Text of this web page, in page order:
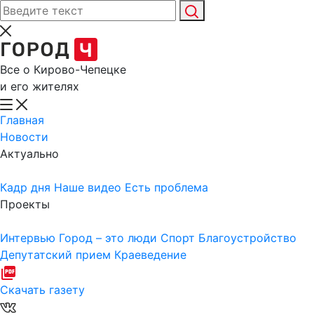
Все о Кирово-Чепецке
и его жителях
Главная
Новости
Актуально
Кадр дня Наше видео Есть проблема
Проекты
Интервью Город – это люди Спорт Благоустройство
Депутатский прием Краеведение
Скачать газету